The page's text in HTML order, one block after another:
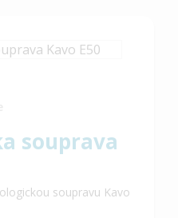
souprava
soupravu Kavo